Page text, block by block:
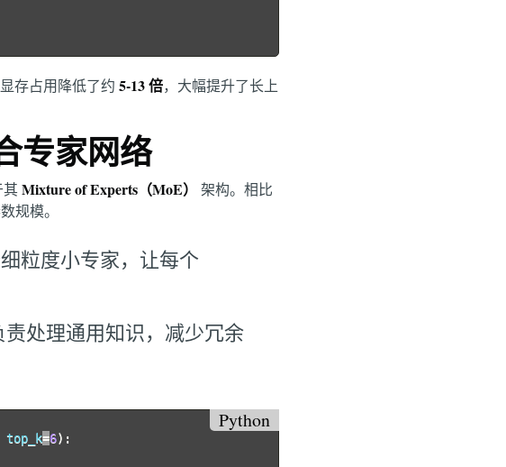
存占用降低了约 5-13 倍，大幅提升了长上
专家网络
其Mixture of Experts（MoE）
架构。相比
规模。
粒度小专家，让每个
处理通用知识，减少冗余
Python
top_k=6) :